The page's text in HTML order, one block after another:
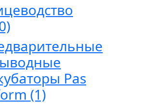
Pas
(1)